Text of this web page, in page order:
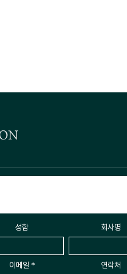
성함 회사명
이메일 연락처